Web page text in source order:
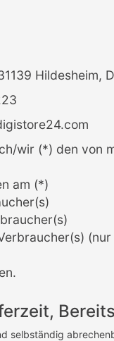
Hildesheim,
wir (*) den von
am (*)
selbständig